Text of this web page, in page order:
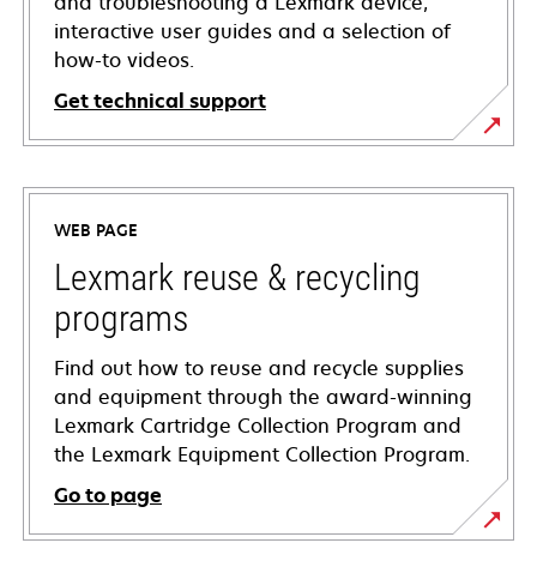
interactive user guides and a selection of
how-to videos.
Get technical support
opens
in
new
tab
WEB PAGE
Lexmark reuse & recycling
programs
Find out how to reuse and recycle supplies
and equipment through the award-winning
Lexmark Cartridge Collection Program and
the Lexmark Equipment Collection Program.
Go to page